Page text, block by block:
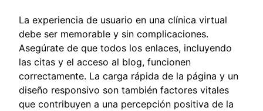
La experiencia de usuario en una clínica virtual
debe ser memorable y sin complicaciones.
Asegúrate de que todos los enlaces, incluyendo
las citas y el acceso al blog, funcionen
correctamente. La carga rápida de la página y un
diseño responsivo son también factores vitales
que contribuyen a una percepción positiva de la